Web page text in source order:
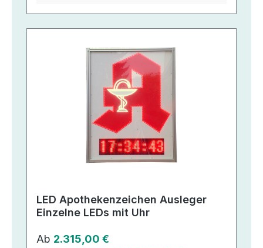
LED Apothekenzeichen Ausleger
Einzelne LEDs mit Uhr
Regulärer Preis:
Ab 2.315,00 €